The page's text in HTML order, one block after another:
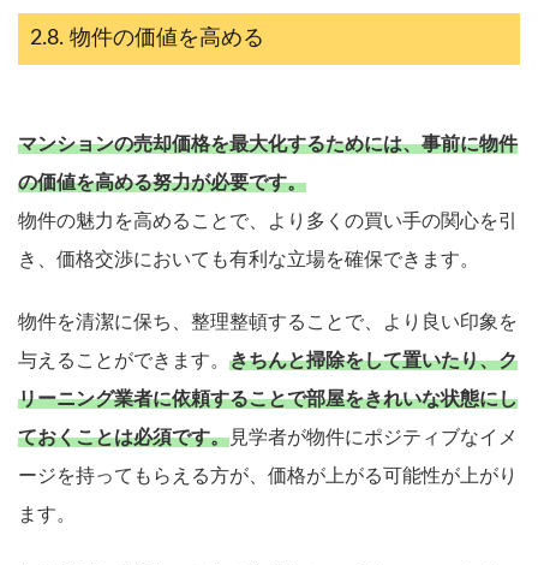
物件の価値を高める
マンションの売却価格を最大化するためには、事前に物件
の価値を高める努力が必要です。
物件の魅力を高めることで、より多くの買い手の関心を引
き、価格交渉においても有利な立場を確保できます。
物件を清潔に保ち、整理整頓することで、より良い印象を
与えることができます。 きちんと掃除をして置いたり、ク
リーニング業者に依頼することで部屋をきれいな状態にし
ておくことは必須です。見学者が物件にポジティブなイメ
ージを持ってもらえる方が、価格が上がる可能性が上がり
ます。